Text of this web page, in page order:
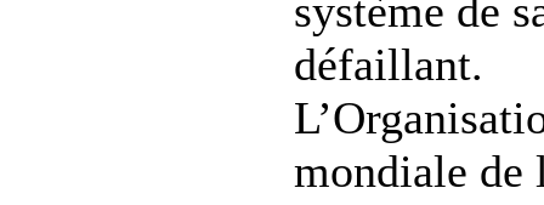
système de
défaillant.
mondiale de